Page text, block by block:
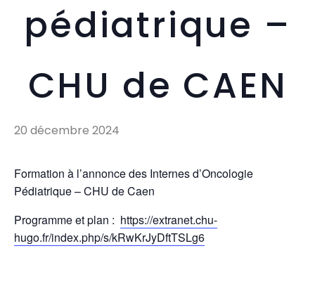
pédiatrique –
CHU de CAEN
20 décembre 2024
Formation à l’annonce des Internes d’Oncologie
Pédiatrique – CHU de Caen
Programme et plan : https://extranet.chu-
hugo.fr/index.php/s/kRwKrJyDftTSLg6